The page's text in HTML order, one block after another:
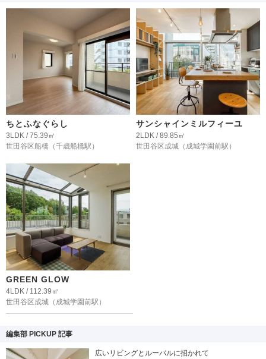
ちとふなぐらし
3LDK / 75.39㎡
世田谷区船橋 （千歳船橋駅）
サンシャインミルフィーユ
2LDK / 89.85㎡
世田谷区成城 （成城学園前駅）
GREEN GLOW
4LDK / 112.39㎡
世田谷区成城 （成城学園前駅）
編集部 PICKUP 記事
広いリビングとルーバルに招かれて